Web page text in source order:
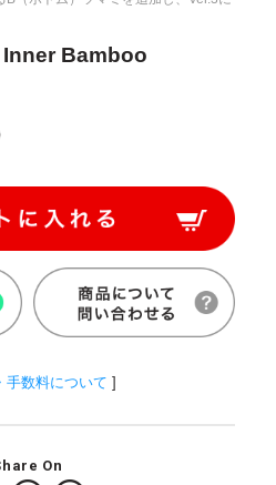
Inner Bamboo
手数料について ]
On